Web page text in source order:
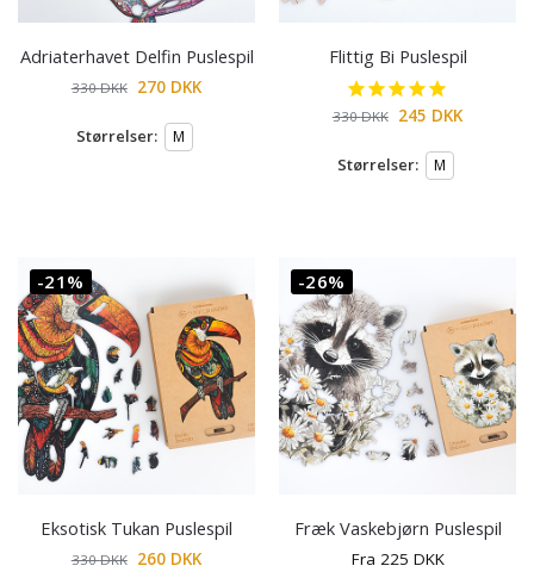
Adriaterhavet Delfin Puslespil
330DKK 270 DKK
Størrelser: M
Flittig Bi Puslespil
330DKK 245 DKK
Størrelser: M
-21%
Eksotisk Tukan Puslespil
330DKK 260 DKK
-26%
Fræk Vaskebjørn Puslespil
Fra 225 DKK